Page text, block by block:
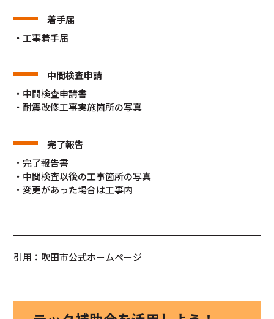
着手届
・工事着手届
中間検査申請
・中間検査申請書
・耐震改修工事実施箇所の写真
完了報告
・完了報告書
・中間検査以後の工事箇所の写真
・変更があった場合は工事内
引用：吹田市公式ホームページ